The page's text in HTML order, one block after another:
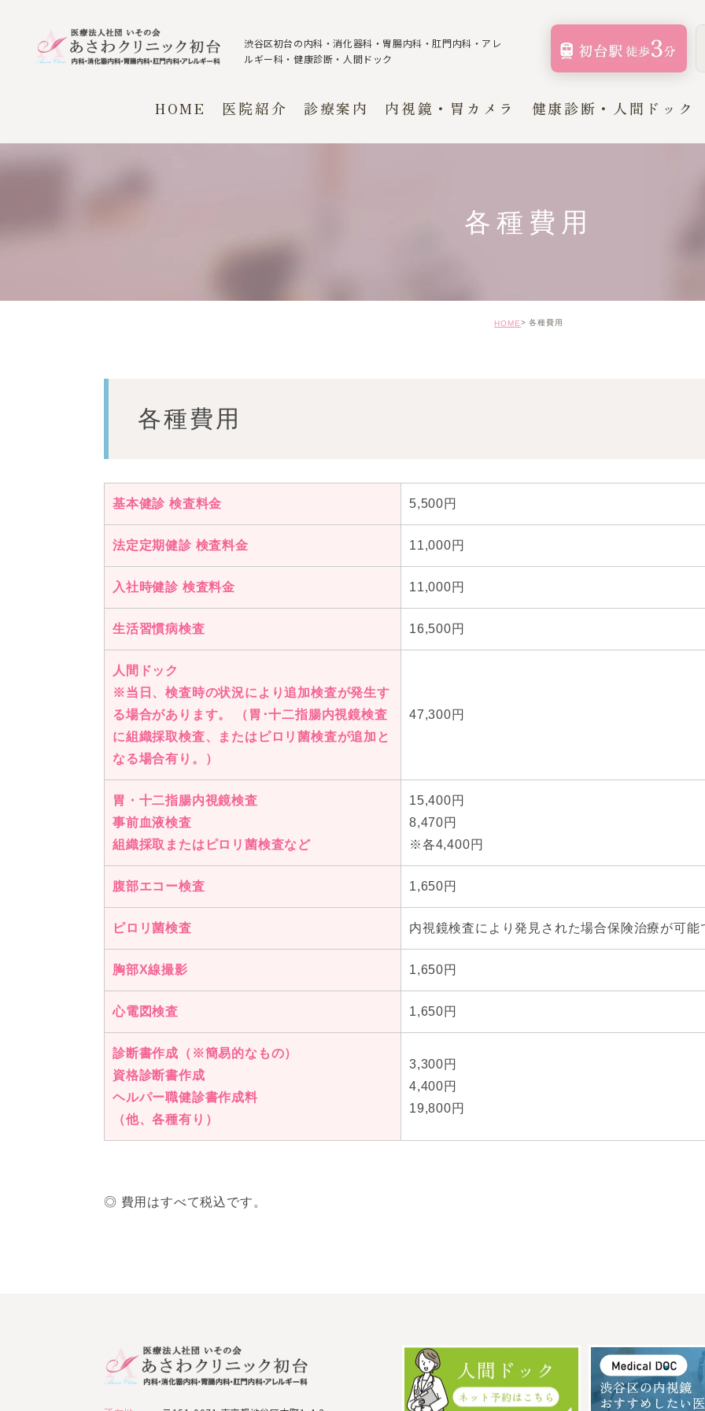
渋谷区初台の内科・消化器科・胃腸内科・肛門内科・ アレ
ルギー科・健康診断・人間ドック
HOME 医院紹介
よくある質問
診療案内
予防接種
内視鏡・胃カメラ 健康診断・人間ドック
各種費用
HOME 各種費用
各種費用
基本健診 検査料金 5,500円
法定定期健診 検査料金 11,000円
入社時健診 検査料金 11,000円
生活習慣病検査 16,500円
人間ドック
※当日、検査時の状況により追加検査が発生す
る場合があります。 （胃･十二指腸内視鏡検査
に組織採取検査、またはピロリ菌検査が追加と
なる場合有り。）
47,300円
胃・十二指腸内視鏡検査
事前血液検査
組織採取またはピロリ菌検査など
15,400円
8,470円
※各4,400円
腹部エコー検査 1,650円
ピロリ菌検査 内視鏡検査により発見された場合保険治療が可能
胸部X線撮影 1,650円
心電図検査 1,650円
診断書作成（※簡易的なもの）
資格診断書作成
ヘルパー職健診書作成料
（他、各種有り）
3,300円
4,400円
19,800円
◎ 費用はすべて税込です。